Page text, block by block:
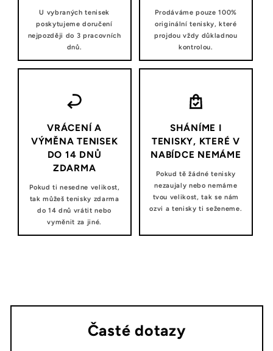
U vybraných tenisek
poskytujeme doručení
nejpozději do 3 pracovních
dnů.
Prodáváme pouze 100%
originální tenisky, které
projdou vždy důkladnou
kontrolou.
VRÁCENÍ A
VÝMĚNA TENISEK
DO 14 DNŮ
ZDARMA
Pokud ti nesedne velikost,
tak můžeš tenisky zdarma
do 14 dnů vrátit nebo
vyměnit za jiné.
SHÁNÍME I
TENISKY, KTERÉ V
NABÍDCE NEMÁME
Pokud tě žádné tenisky
nezaujaly nebo nemáme
tvou velikost, tak se nám
ozvi a tenisky ti seženeme.
Časté dotazy